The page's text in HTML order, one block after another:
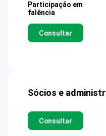
Participação em
falência
Consultar
Sócios e
Consultar